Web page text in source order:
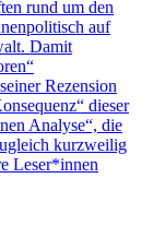
rund um den
auf
Damit
Rezension
dieser
Analyse“, die
kurzweilig
Leser*innen